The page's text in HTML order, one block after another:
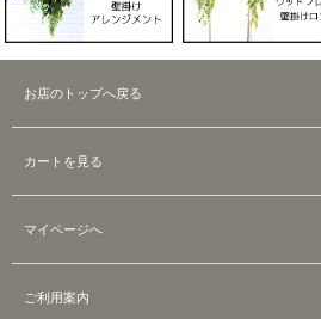
お店のトップへ戻る
カートを見る
マイページへ
ご利用案内